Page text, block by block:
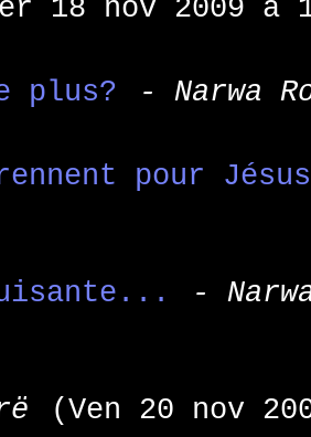
18 nov 2009 à
plus? - Narwa
pour Jésus
-
(Ven 20 nov